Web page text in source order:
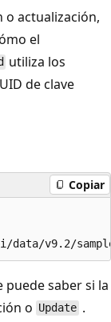
o actualización,
el
utiliza los
de clave
Copiar
puede saber si la
o Update .